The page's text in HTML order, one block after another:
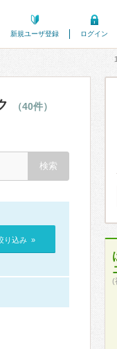
新規ユーザ登録 ログイン
（40件）
り込み »
(